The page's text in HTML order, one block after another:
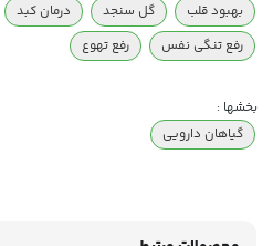
بهبود قلب
گل سنجد درمان کبد
رفع تنگی نفس
رفع تهوع
بخشها :
گیاهان دارویی